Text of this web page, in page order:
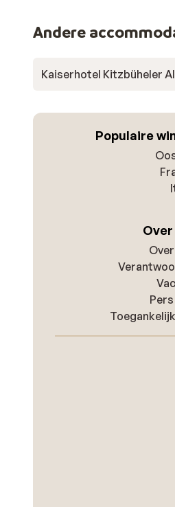
Andere
Kaiserhotel Kitzbüheler
Populaire